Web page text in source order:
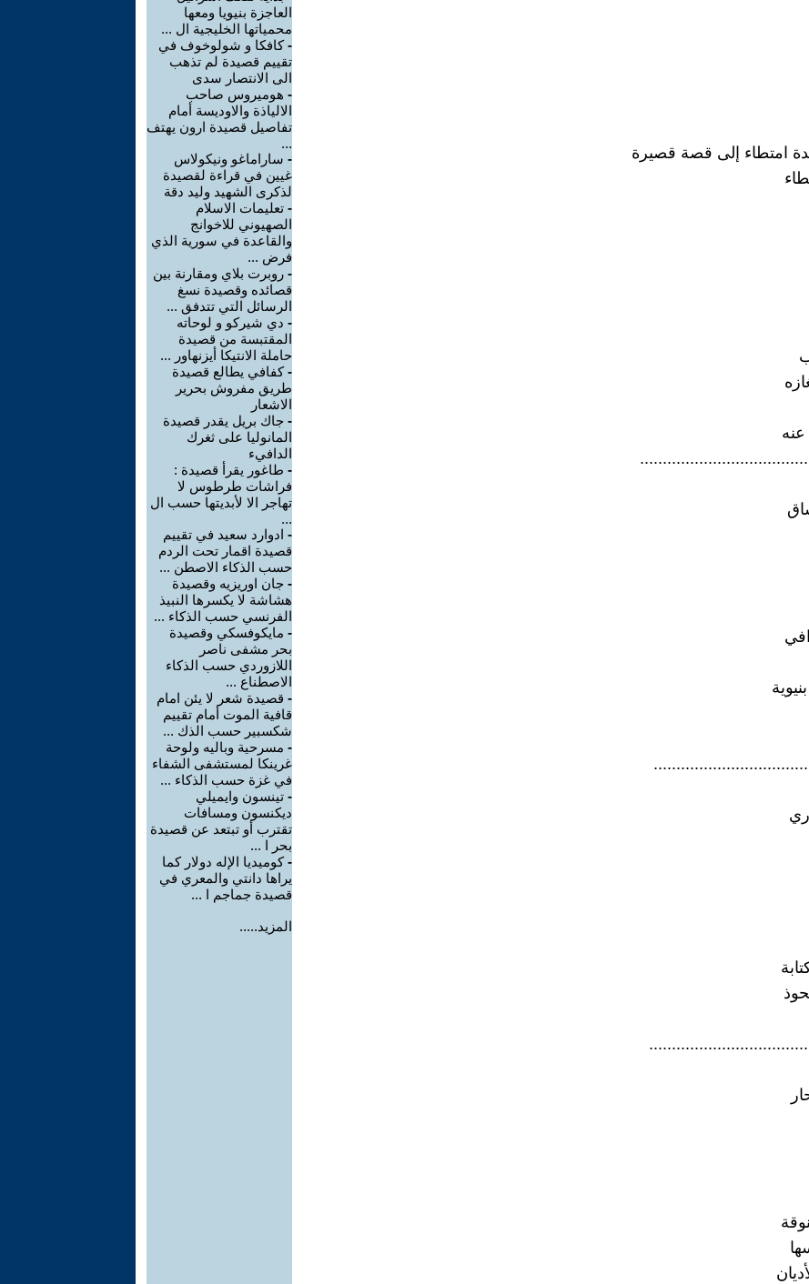
امتطاء إلى قصة قصيرة
العاجزة بنيويا ومعها
محمياتها الخليجية ال ...
-كافكا و شولوخوف في
تقييم قصيدة لم تذهب
الى الانتصار سدى
- هوميروس صاحب
الالياذة والاوديسة أمام
تفاصيل قصيدة ارون يهتف
...
- ساراماغو ونيكولاس
غيين في قراءة لقصيدة
لذكرى الشهيد وليد دقة
- تعليمات الاسلام
الصهيوني للاخوانج
والقاعدة في سورية الذي
فرض ...
- روبرت بلاي ومقارنة بين
قصائده وقصيدة نسغ
الرسائل التي تتدفق ...
- دي شيركو و لوحاته
المقتبسة من قصيدة
حاملة الانتيكا أيزنهاور ...
-كفافي يطالع قصيدة
طريق مفروش بحرير
الاشعار
- جاك بريل يقدر قصيدة
المانوليا على ثغرك
الدافيء
- طاغور يقرأ قصيدة :
فراشات طرطوس لا
تهاجر الا لأبديتها حسب ال
...
- ادوارد سعيد في تقييم
قصيدة اقمار تحت الردم
حسب الذكاء الاصطن ...
- جان اوريزيه وقصيدة
هشاشة لا يكسرها النبيذ
الفرنسي حسب الذكاء ...
- مايكوفسكي وقصيدة
بحر مشفى ناصر
اللازوردي حسب الذكاء
الاصطناع ...
- قصيدة شعر لا يئن امام
قافية الموت أمام تقييم
شكسبير حسب الذك ...
- مسرحية وباليه ولوحة
غرينكا لمستشفى الشفاء
في غزة حسب الذكاء ...
- تينسون وايميلي
ديكنسون ومسافات
تقترب أو تبتعد عن قصيدة
بحر ا ...
-كوميديا الإله دولار كما
يراها دانتي والمعري في
قصيدة جماجم ا ...
المزيد.....